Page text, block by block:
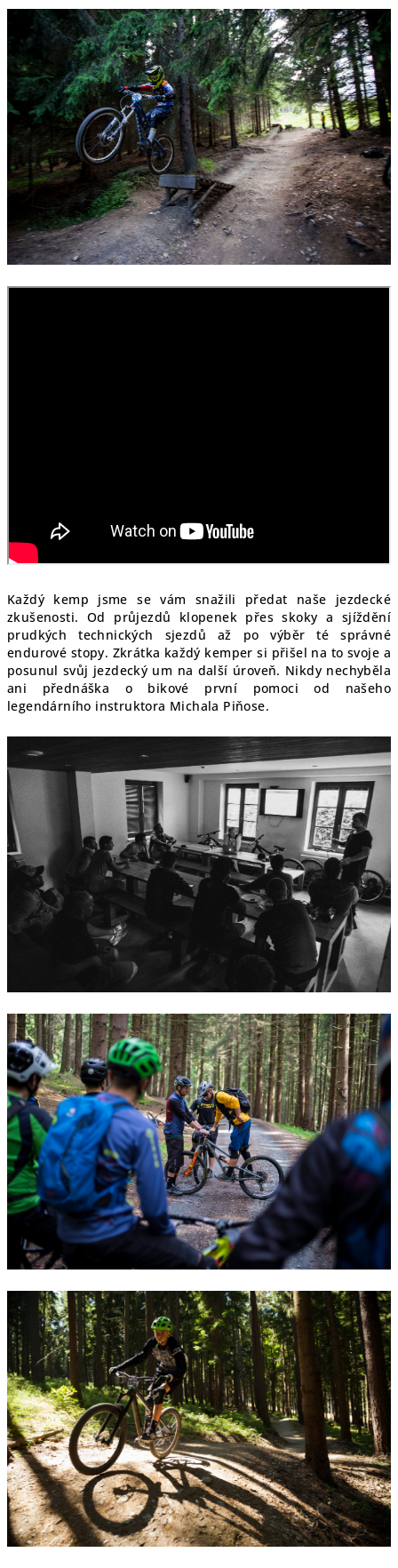
Každý kemp jsme se vám snažili předat naše jezdecké
zkušenosti. Od průjezdů klopenek přes skoky a sjíždění
prudkých technických sjezdů až po výběr té správné
endurové stopy. Zkrátka každý kemper si přišel na to svoje a
posunul svůj jezdecký um na další úroveň. Nikdy nechyběla
ani přednáška o bikové první pomoci od našeho
legendárního instruktora Michala Piňose.